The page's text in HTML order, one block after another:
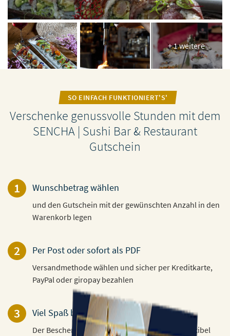
+ 1 weitere
SO EINFACH FUNKTIONIERT'S'
Verschenke genussvolle Stunden mit dem
SENCHA | Sushi Bar & Restaurant
Gutschein
1 Wunschbetrag wählen
und den Gutschein mit der gewünschten Anzahl in den
Warenkorb legen
2 Per Post oder sofort als PDF
Versandmethode wählen und sicher per Kreditkarte,
PayPal oder giropay bezahlen
3 Viel Spaß beim Verschenken!
Der Beschenkte kann den Gutschein 3 Jahre flexibel